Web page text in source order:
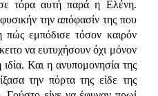
τόρα αυτή παρά η Ελένη.
την απόφασίν της που
εμπόδισε τόσον καιρόν
να ευτυχήσουν όχι μόνον
Και η ανυπομονησία της
την πόρτα της είδε της